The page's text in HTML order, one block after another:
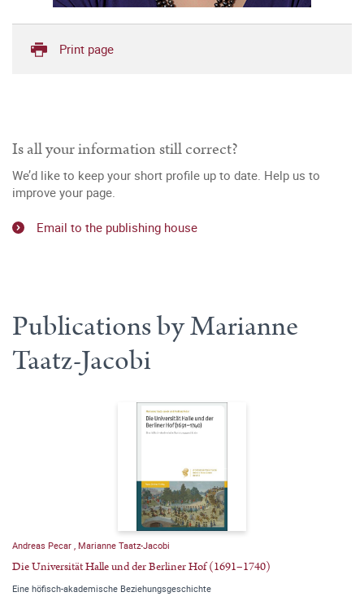
Print page
Is all your information still correct?
We’d like to keep your short profile up to date. Help us to
improve your page.
Email to the publishing house
Publications by Marianne
Taatz-Jacobi
Andreas Pecar Marianne Taatz-Jacobi
Die Universität Halle und der Berliner Hof (1691–1740)
Eine höfisch-akademische Beziehungsgeschichte